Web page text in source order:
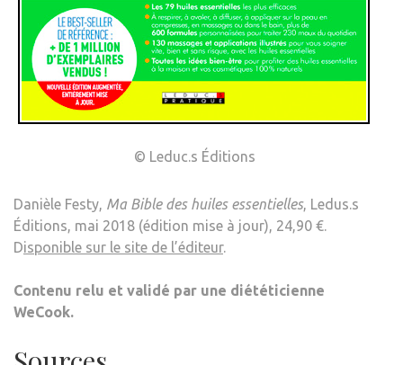
© Leduc.s Éditions
Danièle Festy, Ma Bible des huiles essentielles, Ledus.s
Éditions, mai 2018 (édition mise à jour), 24,90 €.
Disponible sur le site de l’éditeur.
Contenu relu et validé par une diététicienne
WeCook.